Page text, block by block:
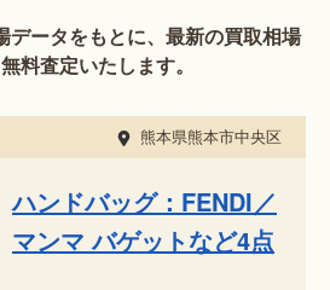
データをもとに、最新の買取相場
料査定いたします。
熊本県熊本市中央区
ハンドバッグ：FENDI／
マンマ バゲットなど4点